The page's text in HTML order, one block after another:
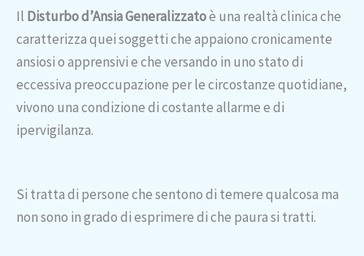
Il Disturbo d’Ansia Generalizzatoè una realtà clinica che
caratterizza quei soggetti che appaiono cronicamente
ansiosi o apprensivi e che versando in uno stato di
eccessiva preoccupazione per le circostanze quotidiane,
vivono una condizione di costante allarme e di
ipervigilanza.
Si tratta di persone che sentono di temere qualcosa ma
non sono in grado di esprimere di che paura si tratti.